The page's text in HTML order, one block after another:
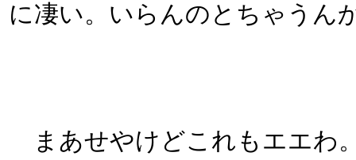
に凄い。いらんのとちゃうん
まあせやけどこれもエエわ